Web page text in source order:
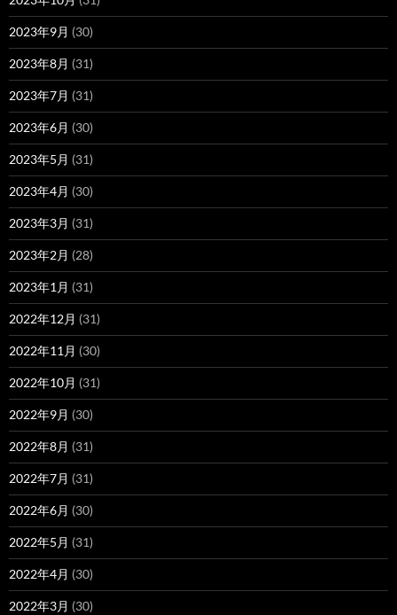
2023年9月 (30)
2023年8月 (31)
2023年7月 (31)
2023年6月 (30)
2023年5月 (31)
2023年4月 (30)
2023年3月 (31)
2023年2月 (28)
2023年1月 (31)
2022年12月 (31)
2022年11月 (30)
2022年10月 (31)
2022年9月 (30)
2022年8月 (31)
2022年7月 (31)
2022年6月 (30)
2022年5月 (31)
2022年4月 (30)
2022年3月 (30)